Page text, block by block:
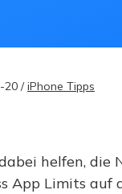
20 /iPhone Tipps
helfen, die
App Limits auf